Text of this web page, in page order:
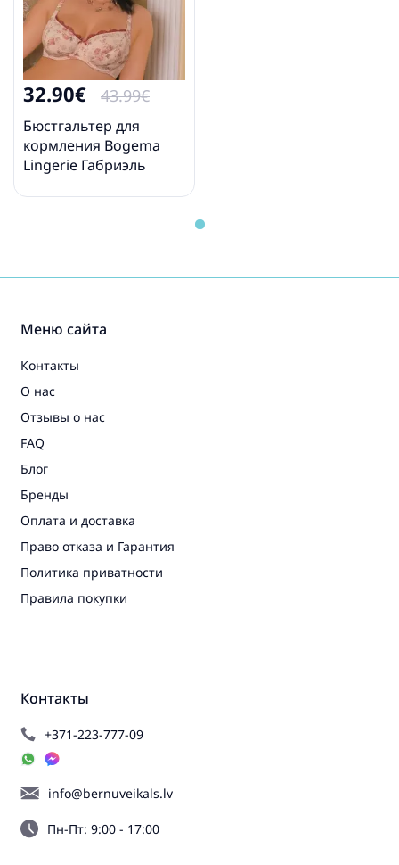
32.90€ 43.99€
Бюстгальтер для
кормления Bogema
Lingerie Габриэль
Контакты
+371-223-777-09
info@bernuveikals.lv
Пн-Пт: 9:00 - 17:00
Меню сайта
Контакты
О нас
Отзывы о нас
FAQ
Блог
Бренды
Оплата и доставка
Право отказа и Гарантия
Политика приватности
Правила покупки